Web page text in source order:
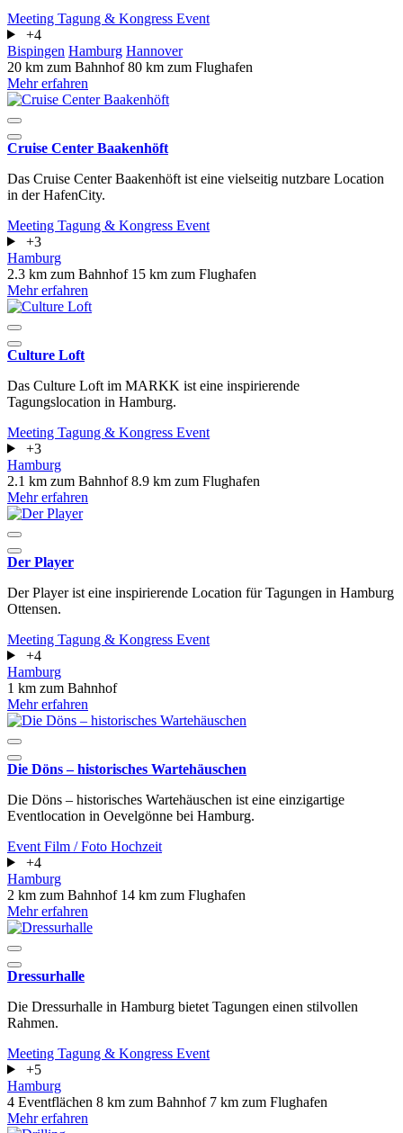
Meeting Tagung & Kongress Event
+4
Bispingen Hamburg Hannover
20 km zum Bahnhof80 km zum Flughafen
Mehr erfahren
Cruise Center Baakenhöft
Das Cruise Center Baakenhöft ist eine vielseitig nutzbare Location
in der HafenCity.
Meeting Tagung & Kongress Event
+3
Hamburg
2.3 km zum Bahnhof 15 km zum Flughafen
Mehr erfahren
Culture Loft
Das Culture Loft im MARKK ist eine inspirierende
Tagungslocation in Hamburg.
Meeting Tagung & Kongress Event
+3
Hamburg
2.1 km zum Bahnhof8.9 km zum Flughafen
Mehr erfahren
Der Player
Der Player ist eine inspirierende Location für Tagungen in Hamburg
Ottensen.
Meeting Tagung & Kongress Event
+4
Hamburg
1 km zum Bahnhof
Mehr erfahren
Die Döns – historisches Wartehäuschen
Die Döns – historisches Wartehäuschen ist eine einzigartige
Eventlocation in Oevelgönne bei Hamburg.
Event Film / Foto Hochzeit
+4
Hamburg
2 km zum Bahnhof 14 km zum Flughafen
Mehr erfahren
Dressurhalle
Die Dressurhalle in Hamburg bietet Tagungen einen stilvollen
Rahmen.
Meeting Tagung & Kongress Event
+5
Hamburg
4 Eventflächen 8 km zum Bahnhof 7 km zum Flughafen
Mehr erfahren